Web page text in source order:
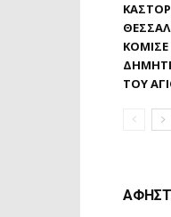
ΤΟΥ